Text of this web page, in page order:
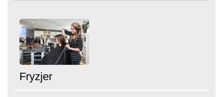
Fryzjer